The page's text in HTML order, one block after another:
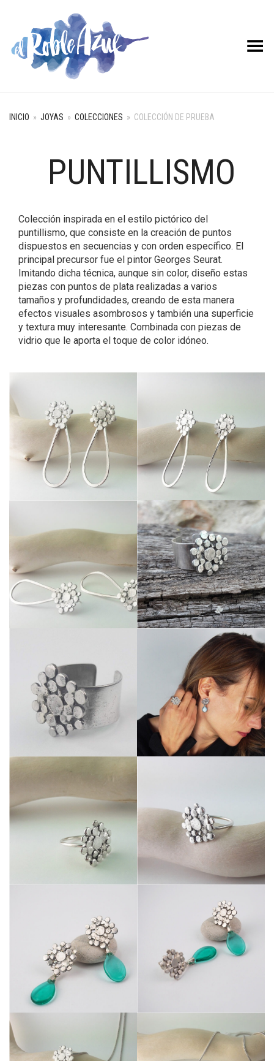
Menú desplegable
INICIO » JOYAS » COLECCIONES » COLECCIÓN DE PRUEBA
PUNTILLISMO
Colección inspirada en el estilo pictórico del
puntillismo, que consiste en la creación de puntos
dispuestos en secuencias y con orden específico. El
principal precursor fue el pintor Georges Seurat.
Imitando dicha técnica, aunque sin color, diseño estas
piezas con puntos de plata realizadas a varios
tamaños y profundidades, creando de esta manera
efectos visuales asombrosos y también una superficie
y textura muy interesante. Combinada con piezas de
vidrio que le aporta el toque de color idóneo.